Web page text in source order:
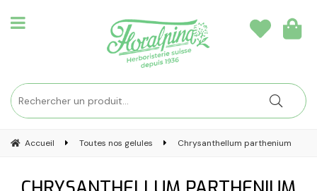
Accueil Toutes nos gelules Chrysanthellum parthenium